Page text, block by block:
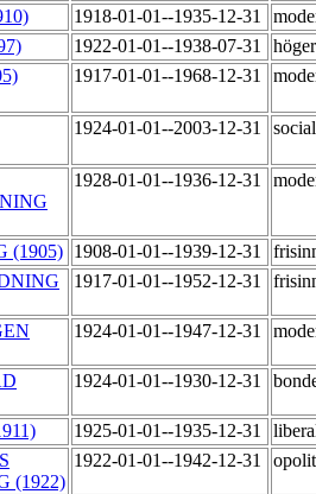
1918-01-01--1935-12-31
1922-01-01--1938-07-31
1917-01-01--1968-12-31
1924-01-01--2003-12-31
1928-01-01--1936-12-31
(1905) 1908-01-01--1939-12-31
1917-01-01--1952-12-31
1924-01-01--1947-12-31
1924-01-01--1930-12-31
1925-01-01--1935-12-31
(1922)
1922-01-01--1942-12-31